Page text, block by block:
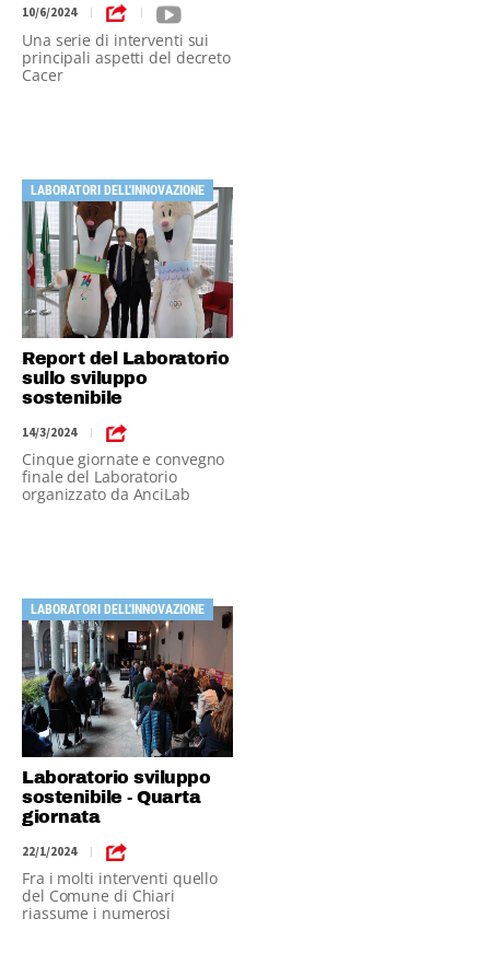
10/6/2024 | |
Una serie di interventi sui
principali aspetti del decreto
Cacer
LABORATORI DELL'INNOVAZIONE
Report del Laboratorio
sullo sviluppo
sostenibile
14/3/2024 |
Cinque giornate e convegno
finale del Laboratorio
organizzato da AnciLab
LABORATORI DELL'INNOVAZIONE
Laboratorio sviluppo
sostenibile - Quarta
giornata
22/1/2024 |
Fra i molti interventi quello
del Comune di Chiari
riassume i numerosi